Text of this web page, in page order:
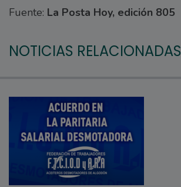
Fuente: La Posta Hoy, edición 805
NOTICIAS RELACIONADAS